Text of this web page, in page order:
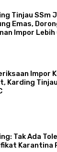
Tinjau SSm
Emas,
Impor Lebih
Impor
Karding
Tak Ada
Karantina